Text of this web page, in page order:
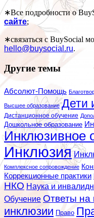
∗Все подробности о
сайте;
∗связаться с BuySocial
hello@buysocial.ru.
Другие темы
Абсолют-Помощь
Высшее образование Дети
Дистанционное обучение
Дошкольное образование
Инклюзивное
Инклюзия
Комплексное сопровождение
Коррекционные практики
НКО Наука и
Обучение Ответы на
инклюзии Право